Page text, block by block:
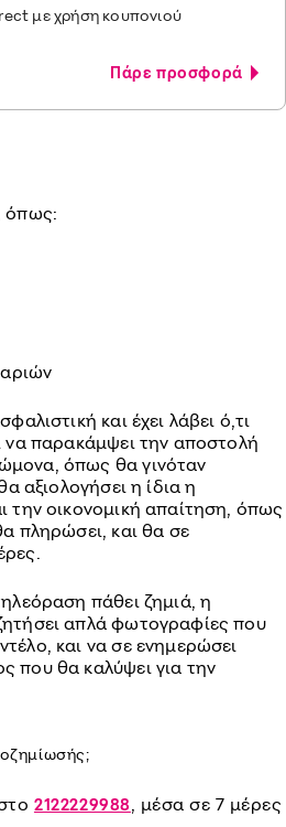
με χρήση κουπονιού
Πάρε προσφορά
όπως:
και έχει λάβει ό,τι
να παρακάμψει την αποστολή
όπως θα γινόταν
αξιολογήσει η ίδια η
την οικονομική απαίτηση, όπως
πληρώσει, και θα σε
πάθει ζημιά, η
απλά φωτογραφίες που
και να σε ενημερώσει
που θα καλύψει για την
2122229988, μέσα σε 7 μέρες